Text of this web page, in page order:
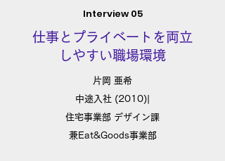
Interview 05
仕事とプライベートを両立
しやすい職場環境
片岡 亜希
中途入社 (2010)|
住宅事業部 デザイン課
兼Eat&Goods事業部